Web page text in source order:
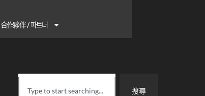
合作夥伴 / 파트너
搜尋